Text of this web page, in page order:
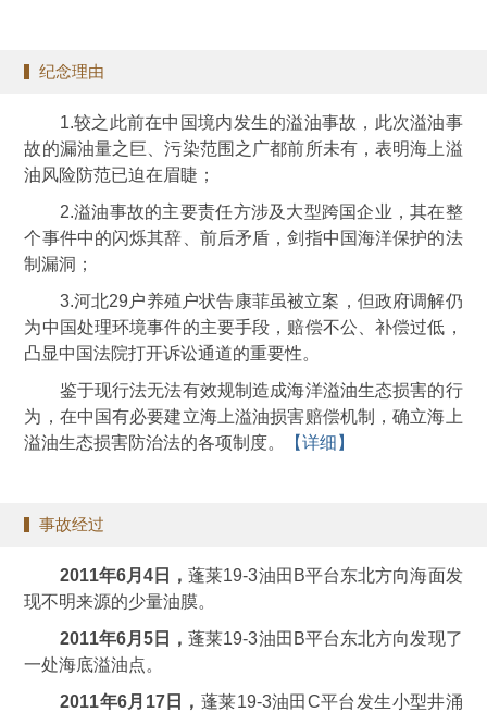
纪念理由
1.较之此前在中国境内发生的溢油事故，此次溢油事
故的漏油量之巨、污染范围之广都前所未有，表明海上溢
油风险防范已迫在眉睫；
2.溢油事故的主要责任方涉及大型跨国企业，其在整
个事件中的闪烁其辞、前后矛盾，剑指中国海洋保护的法
制漏洞；
3.河北29户养殖户状告康菲虽被立案，但政府调解仍
为中国处理环境事件的主要手段，赔偿不公、补偿过低，
凸显中国法院打开诉讼通道的重要性。
鉴于现行法无法有效规制造成海洋溢油生态损害的行
为，在中国有必要建立海上溢油损害赔偿机制，确立海上
溢油生态损害防治法的各项制度。
【详细】
事故经过
2011年6月4日，蓬莱19-3油田B平台东北方向海面发
现不明来源的少量油膜。
2011年6月5日，蓬莱19-3油田B平台东北方向发现了
一处海底溢油点。
2011年6月17日， 蓬莱19-3油田C平台发生小型井涌